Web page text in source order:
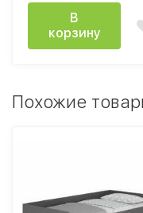
В
корзину
Похожие